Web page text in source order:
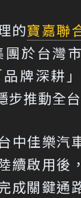
的寶嘉聯
團於台灣
牌深耕
步推動全
中佳樂汽
續啟用後
成關鍵通